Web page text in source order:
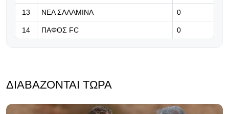
13 ΝΕΑ ΣΑΛΑΜΙΝΑ 0
14 ΠΑΦΟΣ FC 0
ΔΙΑΒΆΖΟΝΤΑΙ ΤΏΡΑ